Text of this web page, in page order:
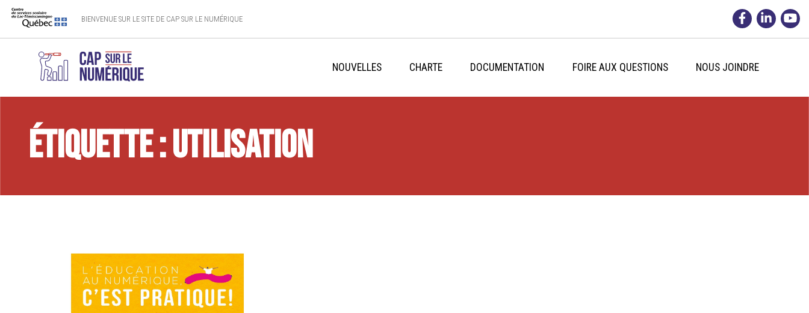
BIENVENUE SUR LE SITE DE CAP SUR LE NUMÉRIQUE
NOUVELLES CHARTE DOCUMENTATION FOIRE AUX QUESTIONS NOUS JOINDRE
Étiquette :utilisation